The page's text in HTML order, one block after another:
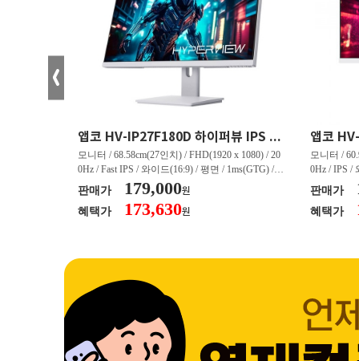
앱코 HV-IP27F180D 하이퍼뷰 IPS FHD 200 HDR 무결점
모니터 / 68.58cm(27인치) / FHD(1920 x 1080) / 20
0Hz / Fast IPS / 와이드(16:9) / 평면 / 1ms(GTG) / 3
50nit / 1,000:1 / 헤드폰 아웃 / LED 조명 / 틸트(상
하) / 6kg / [색상영역] / sRGB:128% / Adobe RGB:8
5% / DCI-P3:91% / NTSC:90% / [게임특화] / 조준
판매가 179,000원
혜택가 173,630원
모니터 /
0Hz / IPS /
50nit /
하) / 4.9kg
80% / DCI-
판매가
혜택가